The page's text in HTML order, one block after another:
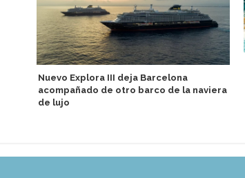
Nuevo Explora III deja Barcelona
acompañado de otro barco de la naviera
de lujo